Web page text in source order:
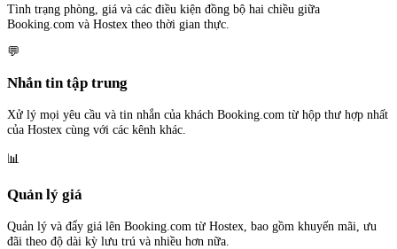
Tình trạng phòng, giá và các điều kiện đồng bộ hai chiều giữa
Booking.com và Hostex theo thời gian thực.
💬
Nhắn tin tập trung
Xử lý mọi yêu cầu và tin nhắn của khách Booking.com từ hộp thư hợp nhất
của Hostex cùng với các kênh khác.
📊
Quản lý giá
Quản lý và đẩy giá lên Booking.com từ Hostex, bao gồm khuyến mãi, ưu
đãi theo độ dài kỳ lưu trú và nhiều hơn nữa.